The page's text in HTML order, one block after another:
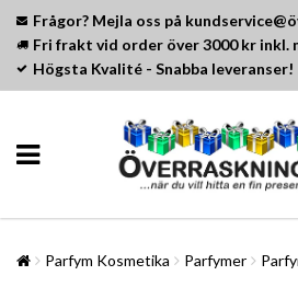
Frågor? Mejla oss på
Fri frakt vid order över 3000 kr inkl.
Högsta Kvalité - Snabba leveranser!
Parfym Kosmetika Parfymer